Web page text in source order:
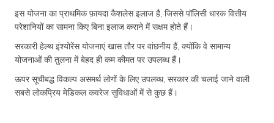
इस योजना का प्राथमिक फ़ायदा कैशलेस इलाज है, जिससे पॉलिसी धारक वित्तीय
परेशानियों का सामना किए बिना इलाज कराने में सक्षम होते हैं।
सरकारी हेल्थ इंश्योरेंस योजनाएं खास तौर पर वांछनीय हैं, क्योंकि वे सामान्य
योजनाओं की तुलना में बेहद ही कम कीमत पर उपलब्ध हैं।
ऊपर सूचीबद्ध विकल्प असमर्थ लोगों के लिए उपलब्ध, सरकार की चलाई जाने वाली
सबसे लोकप्रिय मेडिकल कवरेज सुविधाओं में से कुछ हैं।